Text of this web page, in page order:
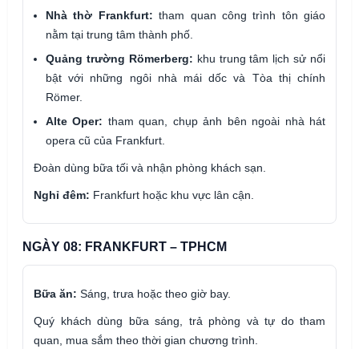
Nhà thờ Frankfurt: tham quan công trình tôn giáo
nằm tại trung tâm thành phố.
Quảng trường Römerberg: khu trung tâm lịch sử nổi
bật với những ngôi nhà mái dốc và Tòa thị chính
Römer.
Alte Oper: tham quan, chụp ảnh bên ngoài nhà hát
opera cũ của Frankfurt.
Đoàn dùng bữa tối và nhận phòng khách sạn.
Nghỉ đêm: Frankfurt hoặc khu vực lân cận.
NGÀY 08: FRANKFURT – TPHCM
Bữa ăn: Sáng, trưa hoặc theo giờ bay.
Quý khách dùng bữa sáng, trả phòng và tự do tham
quan, mua sắm theo thời gian chương trình.